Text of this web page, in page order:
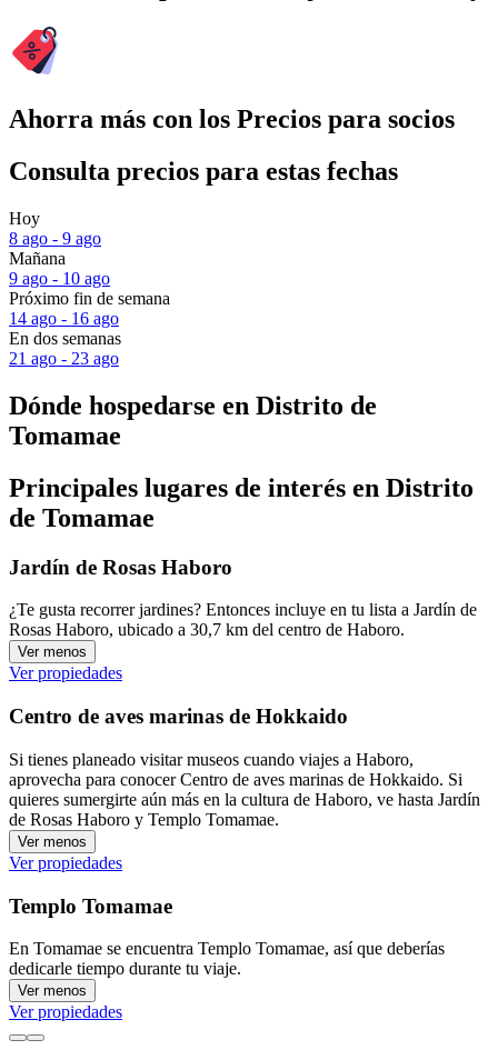
Ahorra más con los Precios para socios
Consulta precios para estas fechas
Hoy
8 ago - 9 ago
Mañana
9 ago - 10 ago
Próximo fin de semana
14 ago - 16 ago
En dos semanas
21 ago - 23 ago
Dónde hospedarse en Distrito de
Tomamae
Principales lugares de interés en Distrito
de Tomamae
Jardín de Rosas Haboro
¿Te gusta recorrer jardines? Entonces incluye en tu lista a Jardín de
Rosas Haboro, ubicado a 30,7 km del centro de Haboro.
Ver menos
Ver propiedades
Centro de aves marinas de Hokkaido
Si tienes planeado visitar museos cuando viajes a Haboro,
aprovecha para conocer Centro de aves marinas de Hokkaido. Si
quieres sumergirte aún más en la cultura de Haboro, ve hasta Jardín
de Rosas Haboro y Templo Tomamae.
Ver menos
Ver propiedades
Templo Tomamae
En Tomamae se encuentra Templo Tomamae, así que deberías
dedicarle tiempo durante tu viaje.
Ver menos
Ver propiedades